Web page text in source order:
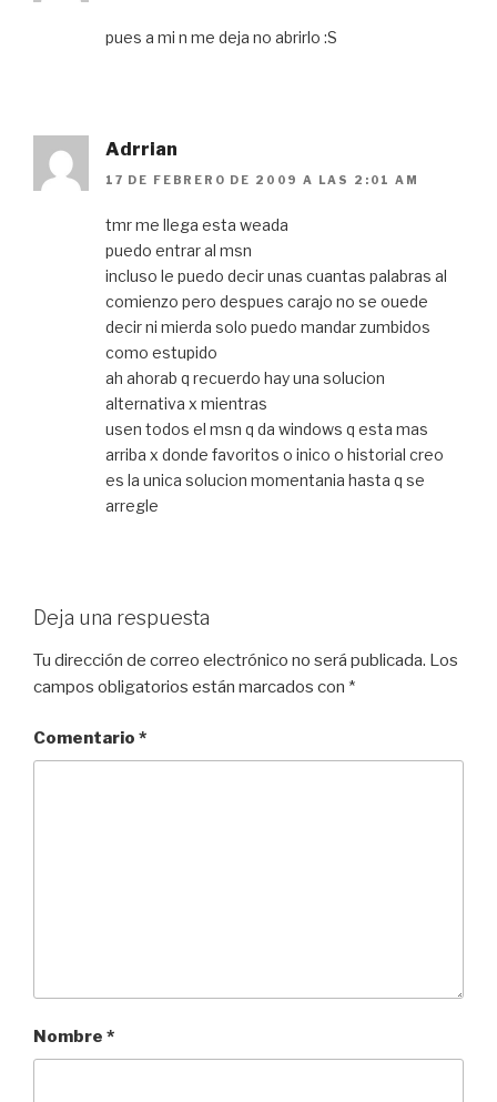
pues a mi n me deja no abrirlo :S
Adrrian
17 DE FEBRERO DE 2009 A LAS 2:01 AM
tmr me llega esta weada
puedo entrar al msn
incluso le puedo decir unas cuantas palabras al
comienzo pero despues carajo no se ouede
decir ni mierda solo puedo mandar zumbidos
como estupido
ah ahorab q recuerdo hay una solucion
alternativa x mientras
usen todos el msn q da windows q esta mas
arriba x donde favoritos o inico o historial creo
es la unica solucion momentania hasta q se
arregle
Deja una respuesta
Tu dirección de correo electrónico no será publicada. Los
campos obligatorios están marcados con *
Comentario *
Nombre *